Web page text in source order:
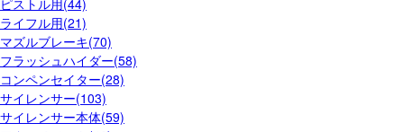
ピストル用(44)
ライフル用(21)
マズルブレーキ(70)
フラッシュハイダー(58)
コンペンセイター(28)
サイレンサー(103)
サイレンサー本体(59)